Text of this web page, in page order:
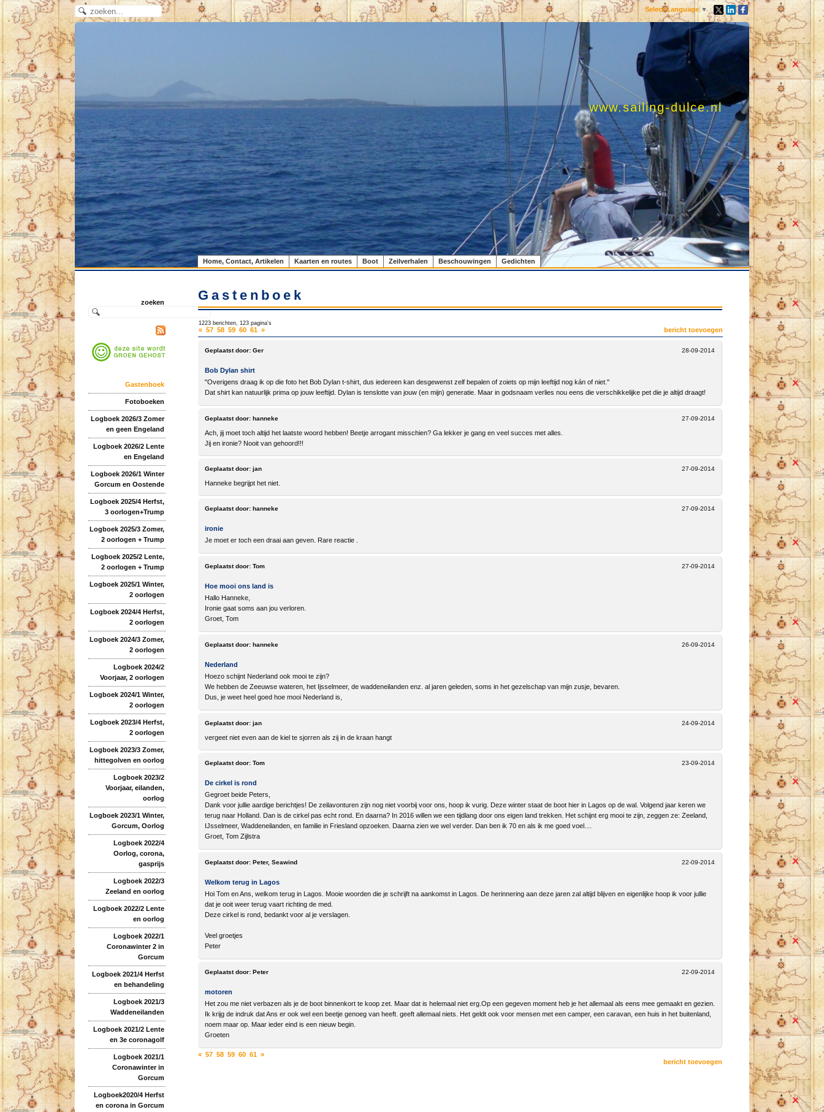
Select Language ▼
www.sailing-dulce.nl
Home, Contact, Artikelen Kaarten en routes Boot Zeilverhalen Beschouwingen Gedichten
zoeken
Gastenboek
Fotoboeken
Logboek 2026/3 Zomer
en geen Engeland
Logboek 2026/2 Lente
en Engeland
Logboek 2026/1 Winter
Gorcum en Oostende
Logboek 2025/4 Herfst,
3 oorlogen+Trump
Logboek 2025/3 Zomer,
2 oorlogen + Trump
Logboek 2025/2 Lente,
2 oorlogen + Trump
Logboek 2025/1 Winter,
2 oorlogen
Logboek 2024/4 Herfst,
2 oorlogen
Logboek 2024/3 Zomer,
2 oorlogen
Logboek 2024/2
Voorjaar, 2 oorlogen
Logboek 2024/1 Winter,
2 oorlogen
Logboek 2023/4 Herfst,
2 oorlogen
Logboek 2023/3 Zomer,
hittegolven en oorlog
Logboek 2023/2
Voorjaar, eilanden,
oorlog
Logboek 2023/1 Winter,
Gorcum, Oorlog
Logboek 2022/4
Oorlog, corona,
gasprijs
Logboek 2022/3
Zeeland en oorlog
Logboek 2022/2 Lente
en oorlog
Logboek 2022/1
Coronawinter 2 in
Gorcum
Logboek 2021/4 Herfst
en behandeling
Logboek 2021/3
Waddeneilanden
Logboek 2021/2 Lente
en 3e coronagolf
Logboek 2021/1
Coronawinter in
Gorcum
Logboek2020/4 Herfst
en corona in Gorcum
Gastenboek
1223 berichten, 123 pagina's
bericht toevoegen
« 57 58 59 60 61 »
28-09-2014
Geplaatst door: Ger
Bob Dylan shirt
"Overigens draag ik op die foto het Bob Dylan t-shirt, dus iedereen kan desgewenst zelf bepalen of zoiets op mijn leeftijd nog kán of niet."
Dat shirt kan natuurlijk prima op jouw leeftijd. Dylan is tenslotte van jouw (en mijn) generatie. Maar in godsnaam verlies nou eens die verschikkelijke pet die je altijd draagt!
27-09-2014
Geplaatst door: hanneke
Ach, jij moet toch altijd het laatste woord hebben! Beetje arrogant misschien? Ga lekker je gang en veel succes met alles.
Jij en ironie? Nooit van gehoord!!!
27-09-2014
Geplaatst door: jan
Hanneke begrijpt het niet.
27-09-2014
Geplaatst door: hanneke
ironie
Je moet er toch een draai aan geven. Rare reactie .
27-09-2014
Geplaatst door: Tom
Hoe mooi ons land is
Hallo Hanneke,
Ironie gaat soms aan jou verloren.
Groet, Tom
26-09-2014
Geplaatst door: hanneke
Nederland
Hoezo schijnt Nederland ook mooi te zijn?
We hebben de Zeeuwse wateren, het Ijsselmeer, de waddeneilanden enz. al jaren geleden, soms in het gezelschap van mijn zusje, bevaren.
Dus, je weet heel goed hoe mooi Nederland is,
24-09-2014
Geplaatst door: jan
vergeet niet even aan de kiel te sjorren als zij in de kraan hangt
23-09-2014
Geplaatst door: Tom
De cirkel is rond
Gegroet beide Peters,
Dank voor jullie aardige berichtjes! De zeilavonturen zijn nog niet voorbij voor ons, hoop ik vurig. Deze winter staat de boot hier in Lagos op de wal. Volgend jaar keren we
terug naar Holland. Dan is de cirkel pas echt rond. En daarna? In 2016 willen we een tijdlang door ons eigen land trekken. Het schijnt erg mooi te zijn, zeggen ze: Zeeland,
IJsselmeer, Waddeneilanden, en familie in Friesland opzoeken. Daarna zien we wel verder. Dan ben ik 70 en als ik me goed voel....
Groet, Tom Zijlstra
22-09-2014
Geplaatst door: Peter, Seawind
Welkom terug in Lagos
Hoi Tom en Ans, welkom terug in Lagos. Mooie woorden die je schrijft na aankomst in Lagos. De herinnering aan deze jaren zal altijd blijven en eigenlijke hoop ik voor jullie
dat je ooit weer terug vaart richting de med.
Deze cirkel is rond, bedankt voor al je verslagen.
Veel groetjes
Peter
22-09-2014
Geplaatst door: Peter
motoren
Het zou me niet verbazen als je de boot binnenkort te koop zet. Maar dat is helemaal niet erg.Op een gegeven moment heb je het allemaal als eens mee gemaakt en gezien.
Ik krijg de indruk dat Ans er ook wel een beetje genoeg van heeft. geeft allemaal niets. Het geldt ook voor mensen met een camper, een caravan, een huis in het buitenland,
noem maar op. Maar ieder eind is een nieuw begin.
Groeten
« 57 58 59 60 61 »
bericht toevoegen